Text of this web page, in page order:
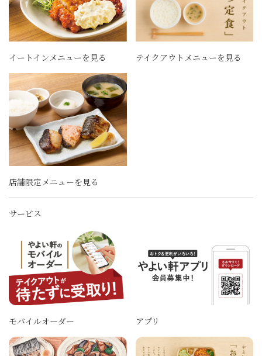
イートインメニューを見る テイクアウトメニューを見る
店舗限定メニューを見る
サービス
モバイルオーダー アプリ